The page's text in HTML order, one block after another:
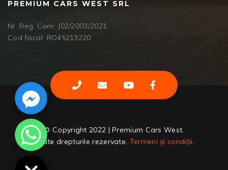
PREMIUM CARS WEST SRL
Nr. Reg. Com: J02/2003/2021
Cod fiscal: RO45213220
© Copyright 2022 | Premium Cars West.
Toate drepturile rezervate. Termeni și condiții.
Facebook Messenger
WhatsApp